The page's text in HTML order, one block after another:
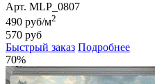
Арт. MLP_0807
490 руб/м2
570 руб
Быстрый заказ Подробнее
70%